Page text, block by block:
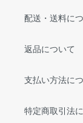
配送・送料に
返品について
支払い方法に
特定商取引法